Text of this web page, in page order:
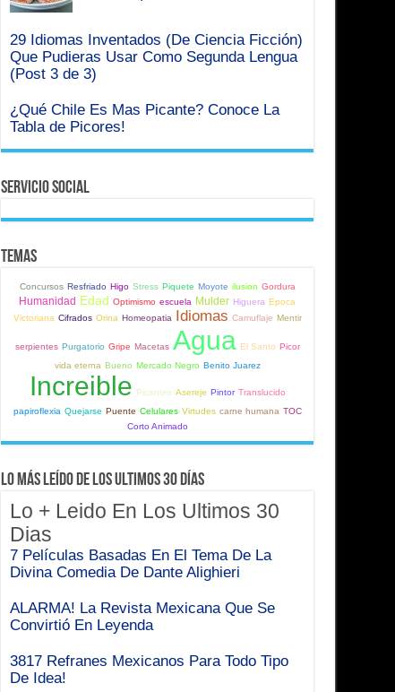
29 Idiomas Inventados (De Ciencia Ficción)
Que Pudieras Usar Como Segunda Lengua
(Post 3 de 3)
¿Qué Chile Es Mas Picante? Conoce La
Tabla de Picores!
Servicio Social
Temas
Concursos Resfriado Higo Stress Piquete Moyote ilusion Gordura
Humanidad Edad Optimismo escuela Mulder Higuera Epoca
Victoriana Cifrados Orina Homeopatia Idiomas Camuflaje Mentir
serpientes Purgatorio Gripe Macetas Agua El Santo Picor
vida eterna Bueno Mercado Negro Benito Juarez
Increible Picantes Asereje Pintor Translucido
papiroflexia Quejarse Puente Celulares Virtudes carne humana TOC
Corto Animado
Lo Más Leído de Los Ultimos 30 Días
Lo + Leido En Los Ultimos 30
Dias
7 Películas Basadas En El Tema De La
Divina Comedia De Dante Alighieri
ALARMA! La Revista Mexicana Que Se
Convirtió En Leyenda
3817 Refranes Mexicanos Para Todo Tipo
De Idea!